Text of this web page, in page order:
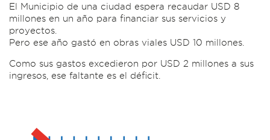
El Municipio de una ciudad espera recaudar USD 8
millones en un año para financiar sus servicios y
proyectos.
Pero ese año gastó en obras viales USD 10 millones.
Como sus gastos excedieron por USD 2 millones a sus
ingresos, ese faltante es el déficit.